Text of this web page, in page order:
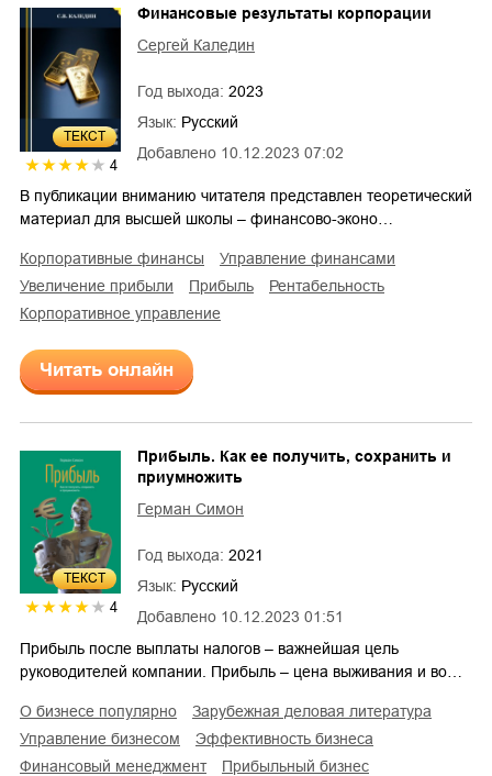
ТЕКСТ
4
Добавлено 10.12.2023 07:02
Финансовые результаты корпорации
Сергей Каледин
Год выхода: 2023
Язык: Русский
В публикации вниманию читателя представлен теоретический
материал для высшей школы – финансово-эконо…
корпоративные финансы
управление финансами
увеличение прибыли
прибыль
рентабельность
корпоративное управление
Читать онлайн
ТЕКСТ
4
Добавлено 10.12.2023 01:51
Прибыль. Как ее получить, сохранить и
приумножить
Герман Симон
Год выхода: 2021
Язык: Русский
Прибыль после выплаты налогов – важнейшая цель
руководителей компании. Прибыль – цена выживания и во…
о бизнесе популярно
зарубежная деловая литература
управление бизнесом
эффективность бизнеса
финансовый менеджмент
прибыльный бизнес